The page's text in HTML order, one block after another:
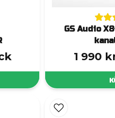
GS Audio
1 990